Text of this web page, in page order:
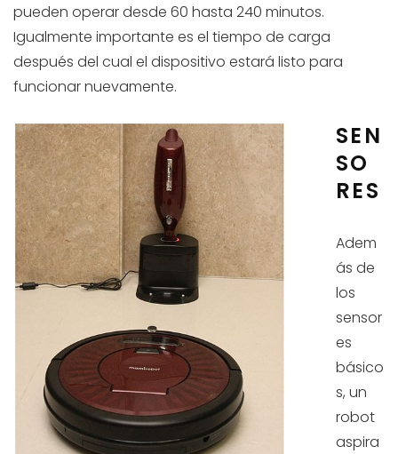
pueden operar desde 60 hasta 240 minutos.
Igualmente importante es el tiempo de carga
después del cual el dispositivo estará listo para
funcionar nuevamente.
SEN
SO
RES
Adem
ás de
los
sensor
es
básico
s, un
robot
aspira